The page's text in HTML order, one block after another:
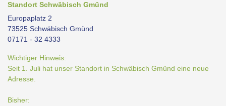
Standort Schwäbisch Gmünd
Europaplatz 2
73525 Schwäbisch Gmünd
07171 - 32 4333
Wichtiger Hinweis:
Seit 1. Juli hat unser Standort in Schwäbisch Gmünd eine neue
Adresse.
Bisher: